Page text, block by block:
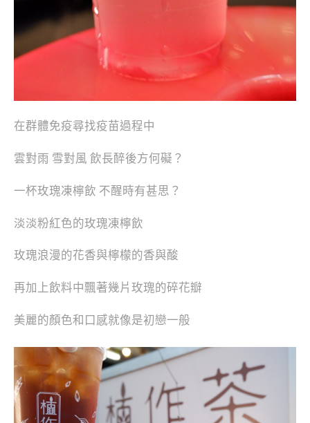
在群體免疫尋找疫苗過程中
雲對雨 雪對風 飲長醉後方何礙？
一杯玫瑰凍檸飲 不醒時有甚思？
淡淡粉紅色的玫瑰凍檸飲
玫瑰浪漫的花香與檸檬的香與酸
再加上飲料中飄著幾片玫瑰的碎花瓣
美麗的顏色和口感就像是初戀一般